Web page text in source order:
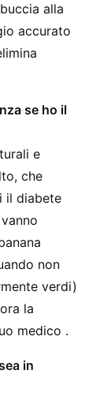
alla
accurato
se ho il
e
che
il diabete
non
verdi)
la
medico .
in